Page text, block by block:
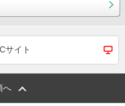
サイト
へ